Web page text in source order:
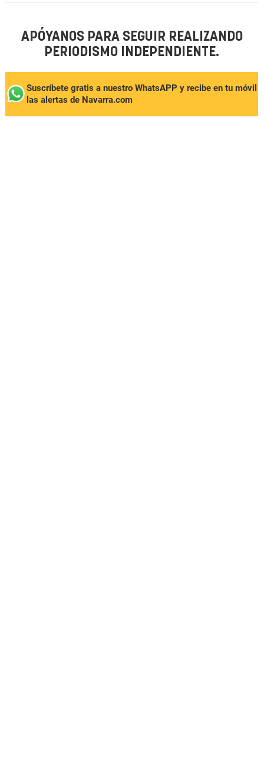
APÓYANOS PARA SEGUIR REALIZANDO
PERIODISMO INDEPENDIENTE.
Suscríbete gratis a nuestro WhatsAPP y recibe en tu móvil
las alertas de Navarra.com